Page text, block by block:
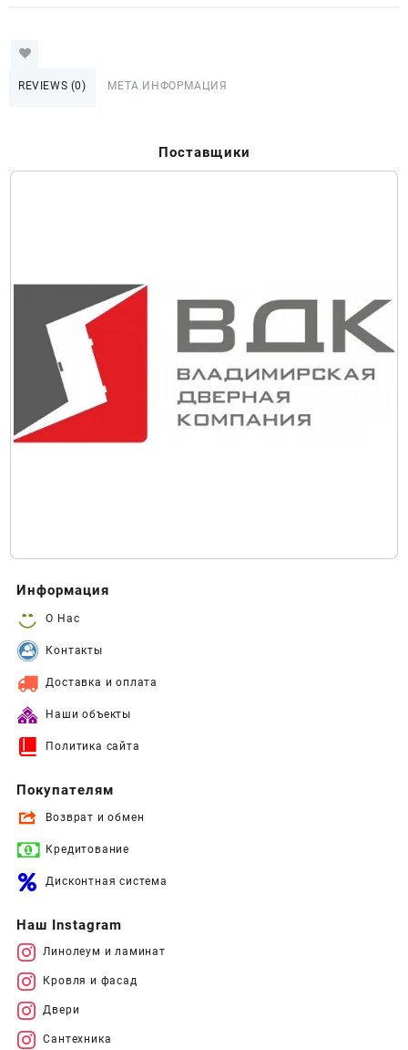
REVIEWS (0) МЕТА ИНФОРМАЦИЯ
Поставщики
Информация
О Нас
Контакты
Доставка и оплата
Наши объекты
Политика сайта
Покупателям
Возврат и обмен
Кредитование
Дисконтная система
Наш Instagram
Линолеум и ламинат
Кровля и фасад
Двери
Сантехника